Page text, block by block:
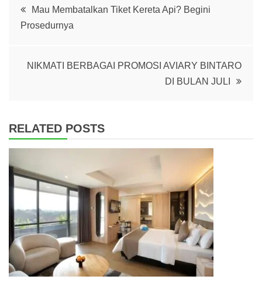
Post
navigation
Mau Membatalkan Tiket Kereta Api? Begini
Prosedurnya
NIKMATI BERBAGAI PROMOSI AVIARY BINTARO
DI BULAN JULI
RELATED POSTS